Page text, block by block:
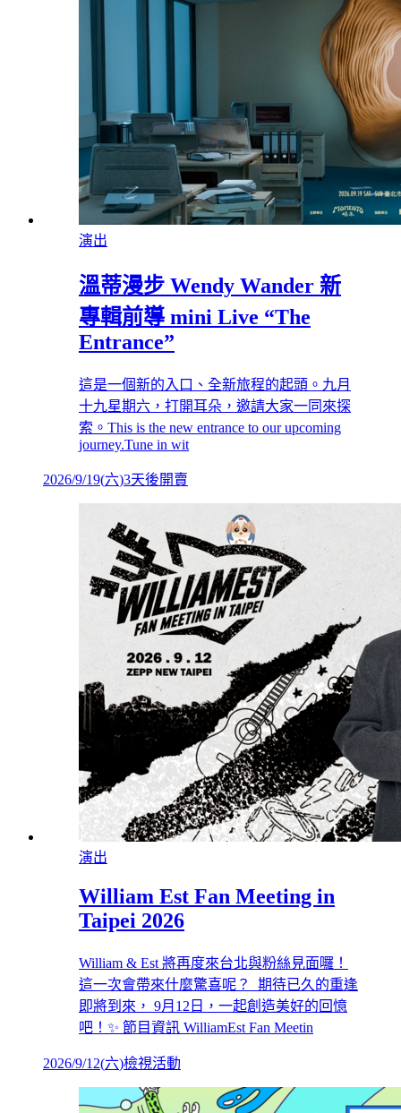
演出
溫蒂漫步 Wendy Wander 新
專輯前導 mini Live “The
Entrance”
這是一個新的入口、全新旅程的起頭。九月
十九星期六，打開耳朵，邀請大家一同來探
索。This is the new entrance to our upcoming
journey.Tune in wit
2026/9/19(六)3天後開賣
演出
William Est Fan Meeting in
Taipei 2026
William & Est 將再度來台北與粉絲見面囉！
這一次會帶來什麼驚喜呢？ 期待已久的重逢
即將到來， 9月12日，一起創造美好的回憶
吧！✨ 節目資訊 WilliamEst Fan Meetin
2026/9/12(六)檢視活動